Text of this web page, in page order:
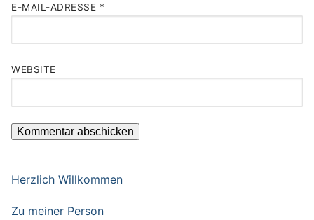
E-MAIL-ADRESSE *
WEBSITE
Herzlich Willkommen
Zu meiner Person